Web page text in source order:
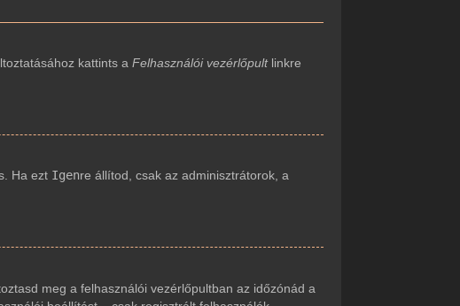
kattints aFelhasználói vezérlőpultlinkre
Ha ezt Igenre állítod, csak az adminisztrátorok, a
meg a felhasználói vezérlőpultban az időzónád a